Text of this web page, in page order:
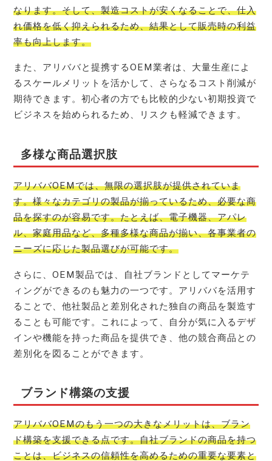
なります。そして、製造コストが安くなることで、仕入
れ価格を低く抑えられるため、結果として販売時の利益
率も向上します。
また、アリババと提携するOEM業者は、大量生産によ
るスケールメリットを活かして、さらなるコスト削減が
期待できます。初心者の方でも比較的少ない初期投資で
ビジネスを始められるため、リスクも軽減できます。
多様な商品選択肢
アリババOEMでは、無限の選択肢が提供されていま
す。様々なカテゴリの製品が揃っているため、必要な商
品を探すのが容易です。たとえば、電子機器、アパレ
ル、家庭用品など、多種多様な商品が揃い、各事業者の
ニーズに応じた製品選びが可能です。
さらに、OEM製品では、自社ブランドとしてマーケテ
ィングができるのも魅力の一つです。アリババを活用す
ることで、他社製品と差別化された独自の商品を製造す
ることも可能です。これによって、自分が気に入るデザ
インや機能を持った商品を提供でき、他の競合商品との
差別化を図ることができます。
ブランド構築の支援
アリババOEMのもう一つの大きなメリットは、ブラン
ド構築を支援できる点です。自社ブランドの商品を持つ
ことは、ビジネスの信頼性を高めるための重要な要素と